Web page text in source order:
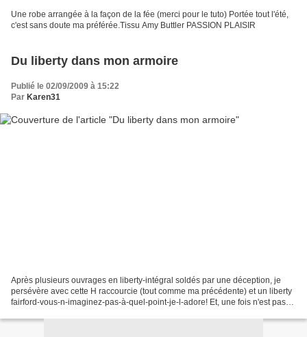
Une robe arrangée à la façon de la fée (merci pour le tuto) Portée tout l'été,
c'est sans doute ma préférée.Tissu Amy Buttler PASSION PLAISIR
Du liberty dans mon armoire
Publié le 02/09/2009 à 15:22
Par Karen31
Après plusieurs ouvrages en liberty-intégral soldés par une déception, je
persévère avec cette H raccourcie (tout comme ma précédente) et un liberty
fairford-vous-n-imaginez-pas-à-quel-point-je-l-adore! Et, une fois n'est pas